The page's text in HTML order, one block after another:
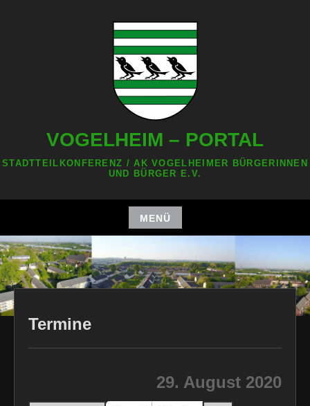
VOGELHEIM – PORTAL
STADTTEILKONFERENZ / AK VOGELHEIMER BÜRGERINNEN
UND BÜRGER E.V.
MENÜ
Zum
Inhalt
springen
Termine
29. August 2020